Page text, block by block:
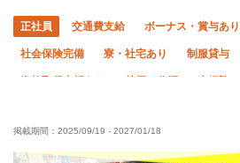
正社員 交通費支給 ボーナス・賞与あり
社会保険完備 寮・社宅あり 制服貸与
資格取得支援あり 禁煙・分煙 未経験OK
夜勤あり 転勤なし 夏季休暇
掲載期間： 2025/09/19 - 2027/01/18